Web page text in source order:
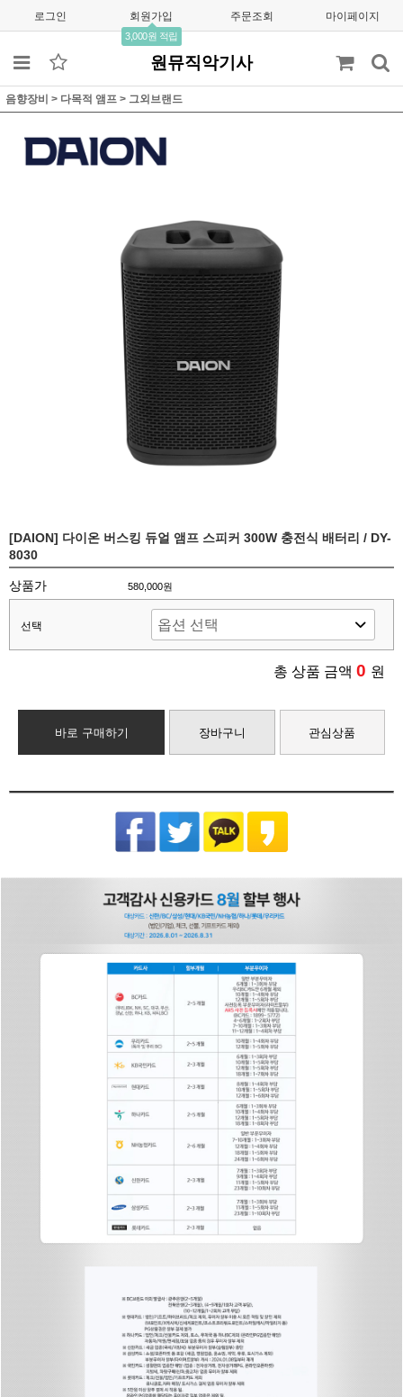
로그인 회원가입
3,000원 적립
주문조회 마이페이지
원뮤직악기사
음향장비 > 다목적 앰프 > 그외브랜드
[DAION] 다이온 버스킹 듀얼 앰프 스피커 300W 충전식 배터리 / DY-
8030
상품가 580,000원
선택
총 상품 금액 0 원
바로 구매하기 장바구니 관심상품